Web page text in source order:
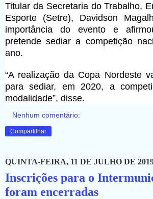
Titular da Secretaria do Trabalho,
Esporte (Setre), Davidson
importância do evento e
pretende sediar a competição
ano.
“A realização da Copa Nordeste
para sediar, em 2020, a
modalidade”, disse.
Nenhum comentário:
Compartilhar
QUINTA-FEIRA, 11 DE JULHO DE
Inscrições para o
foram encerradas